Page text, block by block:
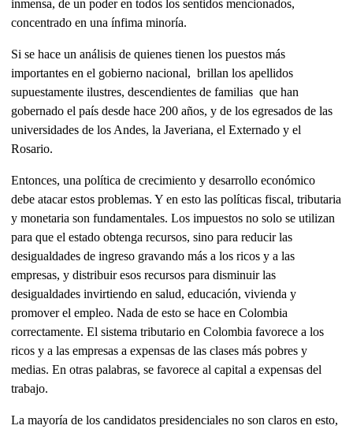
inmensa, de un poder en todos los sentidos mencionados,
concentrado en una ínfima minoría.
Si se hace un análisis de quienes tienen los puestos más
importantes en el gobierno nacional, brillan los apellidos
supuestamente ilustres, descendientes de familias que han
gobernado el país desde hace 200 años, y de los egresados de las
universidades de los Andes, la Javeriana, el Externado y el
Rosario.
Entonces, una política de crecimiento y desarrollo económico
debe atacar estos problemas. Y en esto las políticas fiscal, tributaria
y monetaria son fundamentales. Los impuestos no solo se utilizan
para que el estado obtenga recursos, sino para reducir las
desigualdades de ingreso gravando más a los ricos y a las
empresas, y distribuir esos recursos para disminuir las
desigualdades invirtiendo en salud, educación, vivienda y
promover el empleo. Nada de esto se hace en Colombia
correctamente. El sistema tributario en Colombia favorece a los
ricos y a las empresas a expensas de las clases más pobres y
medias. En otras palabras, se favorece al capital a expensas del
trabajo.
La mayoría de los candidatos presidenciales no son claros en esto,